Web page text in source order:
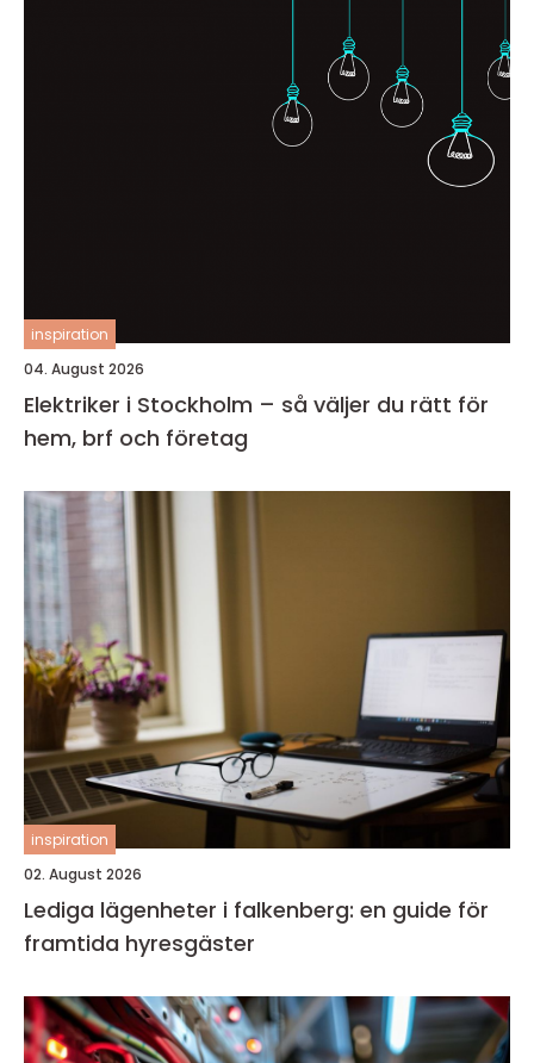
inspiration
04. August 2026
Elektriker i Stockholm – så väljer du rätt för
hem, brf och företag
inspiration
02. August 2026
Lediga lägenheter i falkenberg: en guide för
framtida hyresgäster